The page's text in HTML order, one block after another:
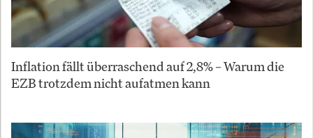
Inflation fällt überraschend auf 2,8% – Warum die
EZB trotzdem nicht aufatmen kann